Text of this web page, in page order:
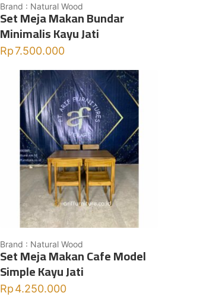
Brand : Natural Wood
Set Meja Makan Bundar
Minimalis Kayu Jati
Rp7.500.000
Brand : Natural Wood
Set Meja Makan Cafe Model
Simple Kayu Jati
Rp4.250.000